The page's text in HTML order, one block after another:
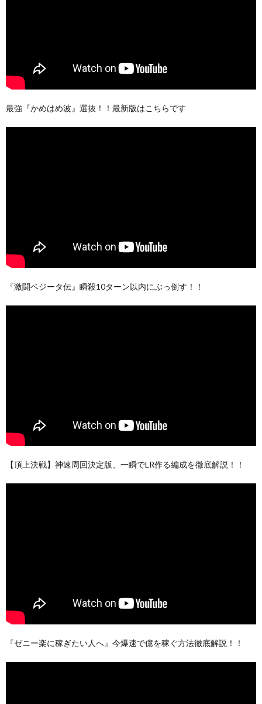
最強『かめはめ波』選抜！！最新版はこちらです
『激闘ベジータ伝』瞬殺10ターン以内にぶっ倒す！！
【頂上決戦】神速周回決定版、一瞬でLR作る編成を徹底解説！！
『ゼニー楽に稼ぎたい人へ』今爆速で億を稼ぐ方法徹底解説！！